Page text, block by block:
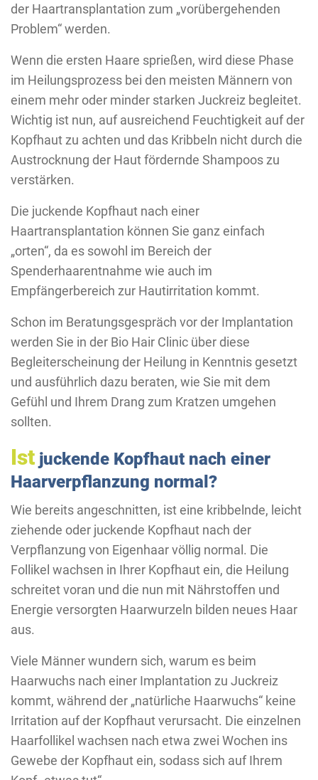
der Haartransplantation zum „vorübergehenden
Problem“ werden.
Wenn die ersten Haare sprießen, wird diese Phase
im Heilungsprozess bei den meisten Männern von
einem mehr oder minder starken Juckreiz begleitet.
Wichtig ist nun, auf ausreichend Feuchtigkeit auf der
Kopfhaut zu achten und das Kribbeln nicht durch die
Austrocknung der Haut fördernde Shampoos zu
verstärken.
Die juckende Kopfhaut nach einer
Haartransplantation können Sie ganz einfach
„orten“, da es sowohl im Bereich der
Spenderhaarentnahme wie auch im
Empfängerbereich zur Hautirritation kommt.
Schon im Beratungsgespräch vor der Implantation
werden Sie in der Bio Hair Clinic über diese
Begleiterscheinung der Heilung in Kenntnis gesetzt
und ausführlich dazu beraten, wie Sie mit dem
Gefühl und Ihrem Drang zum Kratzen umgehen
sollten.
Ist juckende Kopfhaut nach einer
Haarverpflanzung normal?
Wie bereits angeschnitten, ist eine kribbelnde, leicht
ziehende oder juckende Kopfhaut nach der
Verpflanzung von Eigenhaar völlig normal. Die
Follikel wachsen in Ihrer Kopfhaut ein, die Heilung
schreitet voran und die nun mit Nährstoffen und
Energie versorgten Haarwurzeln bilden neues Haar
aus.
Viele Männer wundern sich, warum es beim
Haarwuchs nach einer Implantation zu Juckreiz
kommt, während der „natürliche Haarwuchs“ keine
Irritation auf der Kopfhaut verursacht. Die einzelnen
Haarfollikel wachsen nach etwa zwei Wochen ins
Gewebe der Kopfhaut ein, sodass sich auf Ihrem